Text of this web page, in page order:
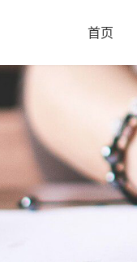
首页